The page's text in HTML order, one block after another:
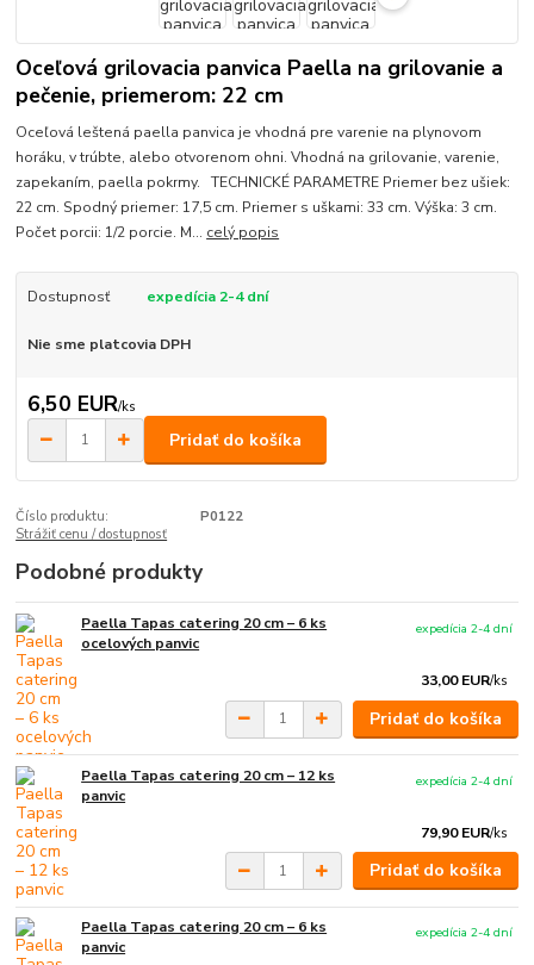
Oceľová grilovacia panvica Paella na grilovanie a
pečenie, priemerom: 22 cm
Oceľová leštená paella panvica je vhodná pre varenie na plynovom
horáku, v trúbte, alebo otvorenom ohni. Vhodná na grilovanie, varenie,
zapekaním, paella pokrmy. TECHNICKÉ PARAMETRE Priemer bez ušiek:
22 cm. Spodný priemer: 17,5 cm. Priemer s uškami: 33 cm. Výška: 3 cm.
Počet porcii: 1/2 porcie. M... celý popis
Dostupnosť expedícia 2-4 dní
Nie sme platcovia DPH
6,50 EUR/ks
Pridať do košíka
Číslo produktu:
P0122
Strážiť cenu / dostupnosť
Podobné produkty
Paella Tapas catering 20 cm – 6 ks
ocelových panvic
33,00 EUR/ks
expedícia 2-4 dní
Pridať do košíka
Paella Tapas catering 20 cm – 12 ks
panvic
79,90 EUR/ks
expedícia 2-4 dní
Pridať do košíka
Paella Tapas catering 20 cm – 6 ks
panvic
expedícia 2-4 dní